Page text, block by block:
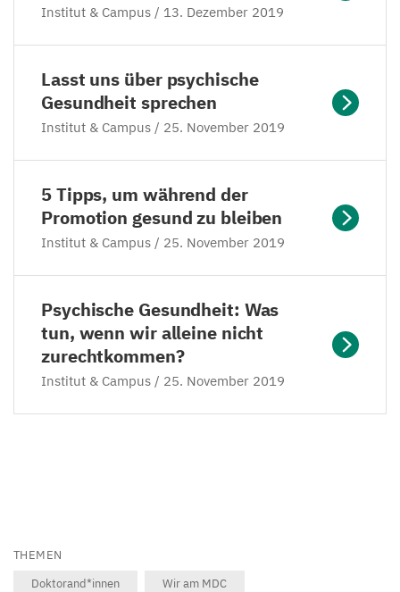
Institut & Campus / 13. Dezember 2019
Lasst uns über psychische
Gesundheit sprechen
Institut & Campus / 25. November 2019
5Tipps, um während der
Promotion gesund zu bleiben
Institut & Campus / 25. November 2019
Psychische Gesundheit: Was
tun, wenn wir alleine nicht
zurechtkommen?
Institut & Campus / 25. November 2019
THEMEN
Doktorand*innen
Wir am MDC